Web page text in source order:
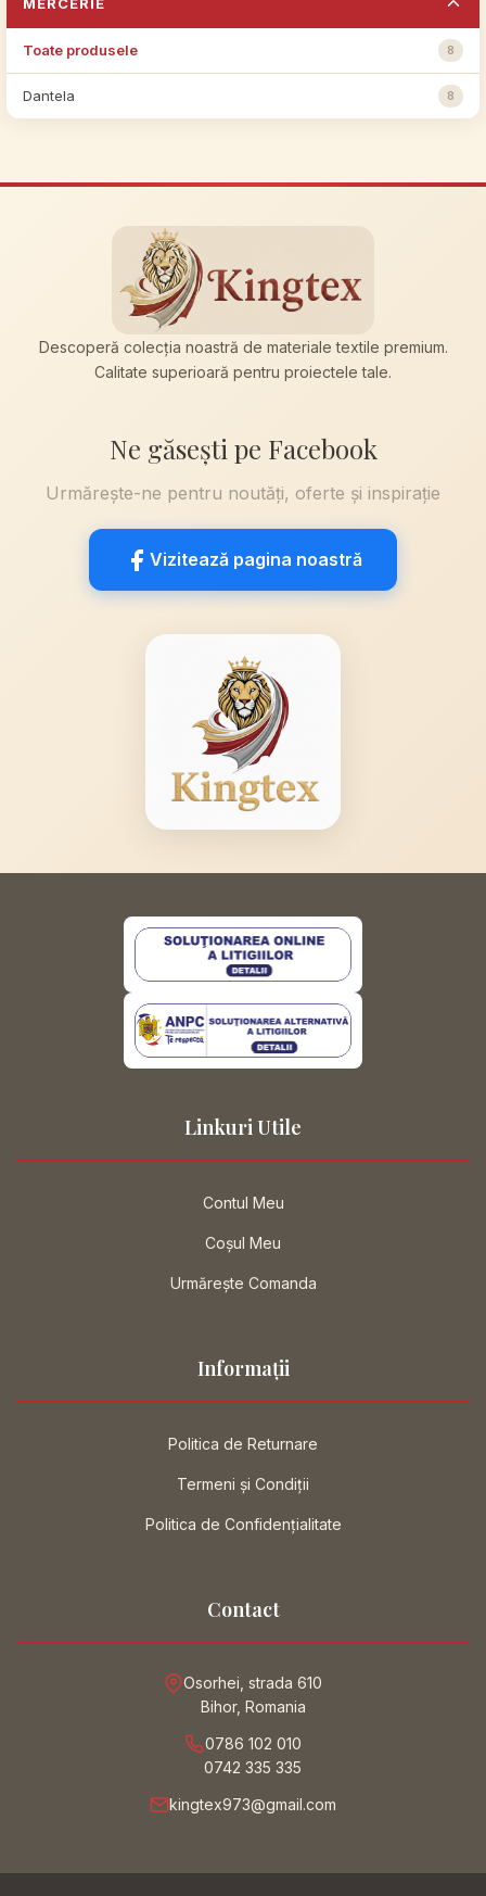
Toate produsele 8
Dantela 8
Descoperă colecția noastră de materiale textile premium.
Calitate superioară pentru proiectele tale.
Ne găsești pe Facebook
Urmărește-ne pentru noutăți, oferte și inspirație
Vizitează pagina noastră
Linkuri Utile
Contul Meu
Coșul Meu
Urmărește Comanda
Informații
Politica de Returnare
Termeni și Condiții
Politica de Confidențialitate
Contact
Osorhei, strada 610
Bihor, Romania
0786 102 010
0742 335 335
kingtex973@gmail.com